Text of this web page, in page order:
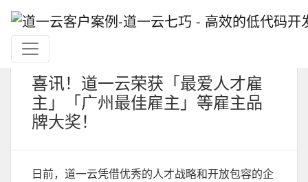
喜讯！道一云荣获「最爱人才雇
主」「广州最佳雇主」等雇主品
牌大奖！
日前，道一云凭借优秀的人才战略和开放包容的企